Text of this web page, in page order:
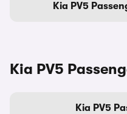
Kia PV5
Kia PV5
Kia PV5